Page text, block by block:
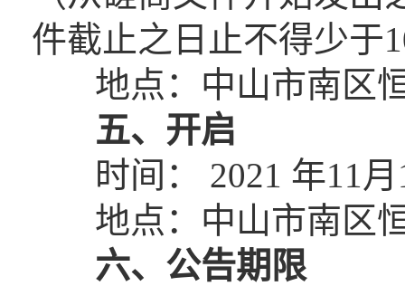
件截止之日止不得少于
地点：中山市南区恒
五、 开启
时间： 2021 年11月
地点：中山市南区恒
六、公告期限